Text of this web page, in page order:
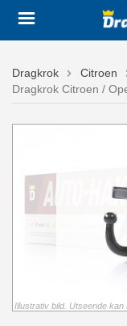
Dragkrok Citroen
Dragkrok Citroen /
Illustrativ bild. Utseende kan